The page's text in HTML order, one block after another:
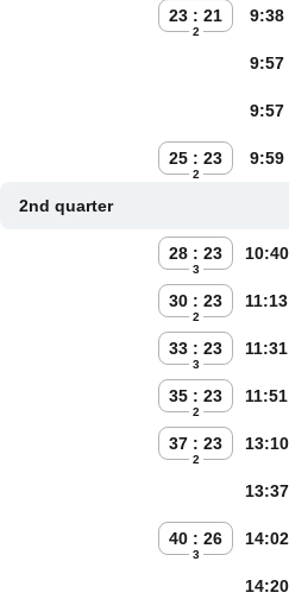
23 : 21
2
9:38
9:57
9:57
25 : 23
2
9:59
2nd quarter
28 : 23
3
10:40
30 : 23
2
11:13
33 : 23
3
11:31
35 : 23
2
11:51
37 : 23
2
13:10
13:37
40 : 26
3
14:02
14:20